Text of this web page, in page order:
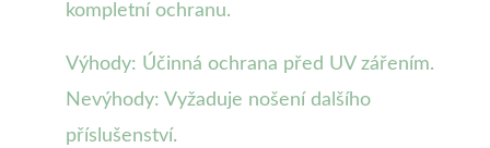
kompletní ochranu.
Výhody: Účinná ochrana před UV zářením.
Nevýhody: Vyžaduje nošení dalšího
příslušenství.